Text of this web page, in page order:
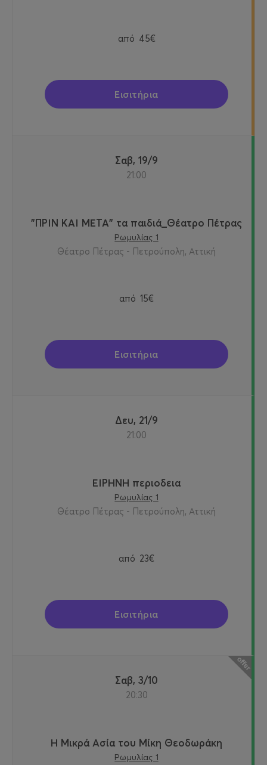
από 45€
Εισιτήρια
Σαβ, 19/9
21:00
"ΠΡΙΝ ΚΑΙ ΜΕΤΑ" τα παιδιά_Θέατρο Πέτρας
Ρωμυλίας 1
Θέατρο Πέτρας - Πετρούπολη, Αττική
από 15€
Εισιτήρια
Δευ, 21/9
21:00
ΕΙΡΗΝΗ περιοδεια
Ρωμυλίας 1
Θέατρο Πέτρας - Πετρούπολη, Αττική
από 23€
Εισιτήρια
Σαβ, 3/10
20:30
Η Μικρά Ασία του Μίκη Θεοδωράκη
Ρωμυλίας 1